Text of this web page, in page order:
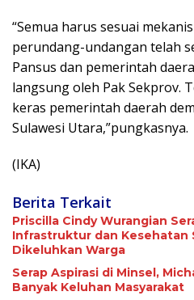
“Semua harus sesuai
perundang-undangan telah
Pansus dan pemerintah
langsung oleh Pak Sekprov.
keras pemerintah daerah
Sulawesi Utara,”pungkasnya.
(IKA)
Berita Terkait
Priscilla Cindy Wurangian
Infrastruktur dan Kesehatan Serta
Dikeluhkan Warga
Serap Aspirasi di Minsel,
Banyak Keluhan Masyarakat